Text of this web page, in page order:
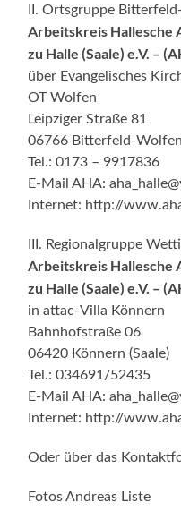
II. Ortsgruppe
Arbeitskreis Hallesche
zu Halle (Saale) e.V. –
über Evangelisches
OT Wolfen
Leipziger Straße 81
06766 Bitterfeld-Wolfen
Tel.: 0173 – 9917836
E-Mail AHA:
Internet: http://
III. Regionalgruppe
Arbeitskreis Hallesche
zu Halle (Saale) e.V. –
in attac-Villa Könnern
Bahnhofstraße 06
06420 Könnern (Saale)
Tel.: 034691/52435
E-Mail AHA:
Internet: http://
Oder über das
Fotos Andreas Liste